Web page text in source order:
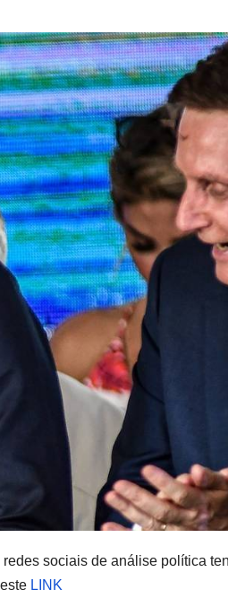
redes sociais de análise política
LINK